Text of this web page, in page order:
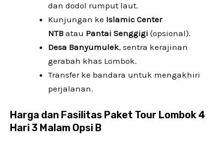
dan dodol rumput laut.
Kunjungan ke Islamic Center
NTBatau Pantai Senggigi (opsional).
Desa Banyumulek, sentra kerajinan
gerabah khas Lombok.
Transfer ke bandara untuk mengakhiri
perjalanan.
Harga dan Fasilitas Paket Tour Lombok 4
Hari 3 Malam Opsi B